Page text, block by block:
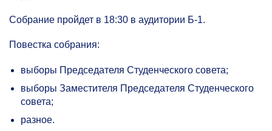
Собрание пройдет в 18:30 в аудитории Б-1.
Повестка собрания:
выборы Председателя Студенческого совета;
выборы Заместителя Председателя Студенческого
совета;
разное.